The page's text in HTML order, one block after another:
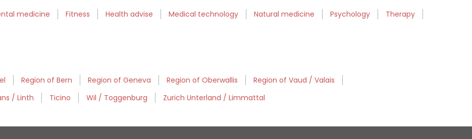
medicine Fitness Health advise Medical technology Natural medicine Psychology
Therapy
Region of Bern Region of Geneva Region of Oberwallis
Region of Vaud / Valais
/ Linth Ticino Wil / Toggenburg Zurich Unterland / Limmattal